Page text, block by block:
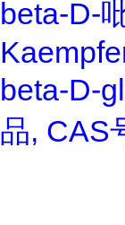
beta-D-
beta-D-
品, CAS